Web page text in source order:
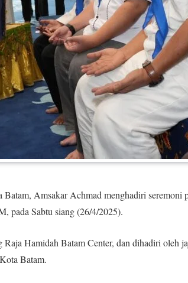
Amsakar Achmad menghadiri seremoni
pada Sabtu siang (26/4/2025).
Hamidah Batam Center, dan dihadiri oleh
Batam.